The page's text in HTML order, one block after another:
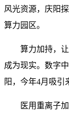
风光资源，庆阳
算力园区。
算力加持，
成为现实。数字
阳，今年4月吸引
医用重离子